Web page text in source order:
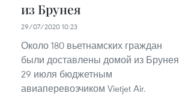
из Брунея
29/07/2020 10:23
Около 180 вьетнамских граждан
были доставлены домой из Брунея
29 июля бюджетным
авиаперевозчиком Vietjet Air.